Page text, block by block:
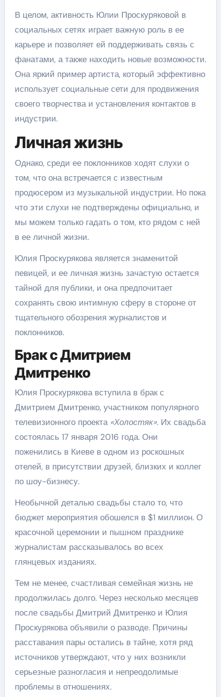
В целом, активность Юлии Проскуряковой в
социальных сетях играет важную роль в ее
карьере и позволяет ей поддерживать связь с
фанатами, а также находить новые возможности.
Она яркий пример артиста, который эффективно
использует социальные сети для продвижения
своего творчества и установления контактов в
индустрии.
Личная жизнь
Однако, среди ее поклонников ходят слухи о
том, что она встречается с известным
продюсером из музыкальной индустрии. Но пока
что эти слухи не подтверждены официально, и
мы можем только гадать о том, кто рядом с ней
в ее личной жизни.
Юлия Проскурякова является знаменитой
певицей, и ее личная жизнь зачастую остается
тайной для публики, и она предпочитает
сохранять свою интимную сферу в стороне от
тщательного обозрения журналистов и
поклонников.
Брак с Дмитрием
Дмитренко
Юлия Проскурякова вступила в брак с
Дмитрием Дмитренко, участником популярного
телевизионного проекта «Холостяк». Их свадьба
состоялась 17 января 2016 года. Они
поженились в Киеве в одном из роскошных
отелей, в присутствии друзей, близких и коллег
по шоу-бизнесу.
Необычной деталью свадьбы стало то, что
бюджет мероприятия обошелся в $1 миллион. О
красочной церемонии и пышном празднике
журналистам рассказывалось во всех
глянцевых изданиях.
Тем не менее, счастливая семейная жизнь не
продолжилась долго. Через несколько месяцев
после свадьбы Дмитрий Дмитренко и Юлия
Проскурякова объявили о разводе. Причины
расставания пары остались в тайне, хотя ряд
источников утверждают, что у них возникли
серьезные разногласия и непреодолимые
проблемы в отношениях.